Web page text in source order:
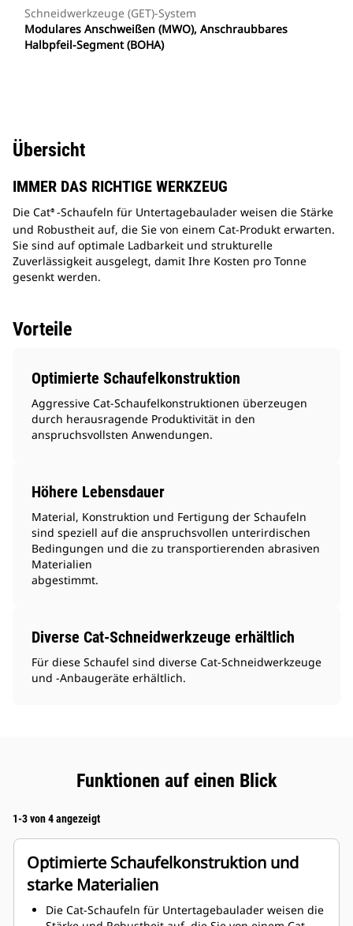
Schneidwerkzeuge (GET)-System
Modulares Anschweißen (MWO), Anschraubbares
Halbpfeil-Segment (BOHA)
Übersicht
IMMER DAS RICHTIGE WERKZEUG
Die Cat® -Schaufeln für Untertagebaulader weisen die Stärke
und Robustheit auf, die Sie von einem Cat-Produkt erwarten.
Sie sind auf optimale Ladbarkeit und strukturelle
Zuverlässigkeit ausgelegt, damit Ihre Kosten pro Tonne
gesenkt werden.
Vorteile
Optimierte Schaufelkonstruktion
Aggressive Cat-Schaufelkonstruktionen überzeugen
durch herausragende Produktivität in den
anspruchsvollsten Anwendungen.
Höhere Lebensdauer
Material, Konstruktion und Fertigung der Schaufeln
sind speziell auf die anspruchsvollen unterirdischen
Bedingungen und die zu transportierenden abrasiven
Materialien
abgestimmt.
Diverse Cat-Schneidwerkzeuge erhältlich
Für diese Schaufel sind diverse Cat-Schneidwerkzeuge
und -Anbaugeräte erhältlich.
Funktionen auf einen Blick
1-3 von 4 angezeigt
Optimierte Schaufelkonstruktion und
starke Materialien
Die Cat-Schaufeln für Untertagebaulader weisen die